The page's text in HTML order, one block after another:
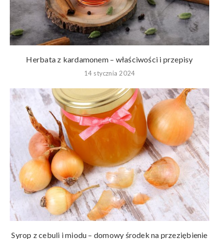
Herbata z kardamonem – właściwości i przepisy
14 stycznia 2024
Syrop z cebuli i miodu – domowy środek na przeziębienie